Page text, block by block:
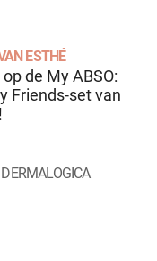
ESTHÉ
de My ABSO:
Friends-set van
DERMALOGICA